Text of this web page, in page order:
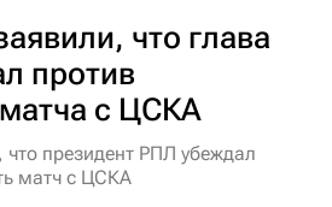
что глава
против
с ЦСКА
что президент РПЛ убеждал
матч с ЦСКА